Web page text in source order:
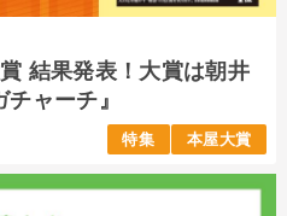
結果発表！大賞は朝井
ャーチ』
特集 本屋大賞